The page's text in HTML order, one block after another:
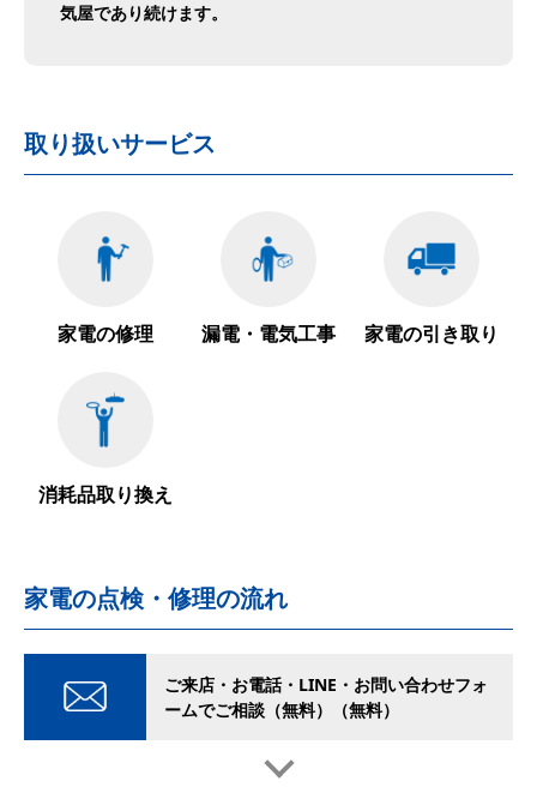
気屋であり続けます。
取り扱いサービス
家電の修理 漏電・電気工事 家電の引き取り
消耗品取り換え
家電の点検・修理の流れ
ご来店・お電話・LINE・お問い合わせフォ
ームでご相談（無料）（無料）